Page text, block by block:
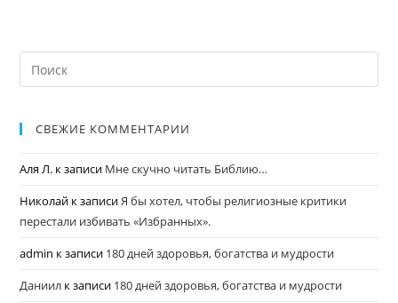
СВЕЖИЕ КОММЕНТАРИИ
Аля Л. к записи Мне скучно читать Библию…
Николай к записиЯ бы хотел, чтобы религиозные критики
перестали избивать «Избранных».
admin к записи 180 дней здоровья, богатства и мудрости
Даниил к записи 180 дней здоровья, богатства и мудрости